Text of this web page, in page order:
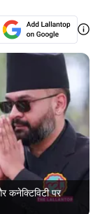
कनेक्टिविटी पर